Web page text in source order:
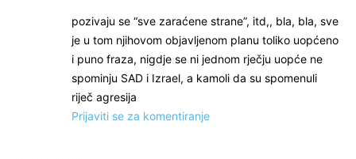
pozivaju se “sve zaraćene strane”, itd,, bla, bla, sve
je u tom njihovom objavljenom planu toliko uopćeno
i puno fraza, nigdje se ni jednom rječju uopće ne
spominju SAD i Izrael, a kamoli da su spomenuli
riječ agresija
Prijaviti se za komentiranje